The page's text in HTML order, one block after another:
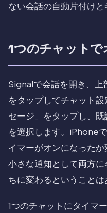
ない会話の自動片付けと
1つのチャット
Signalで会話を開き、上
をタップしてチャット
セージ」をタップし、
を選択します。iPhone
イマーがオンになった
小さな通知として両方
ちに変わるということは
1つのチャットにタイマ